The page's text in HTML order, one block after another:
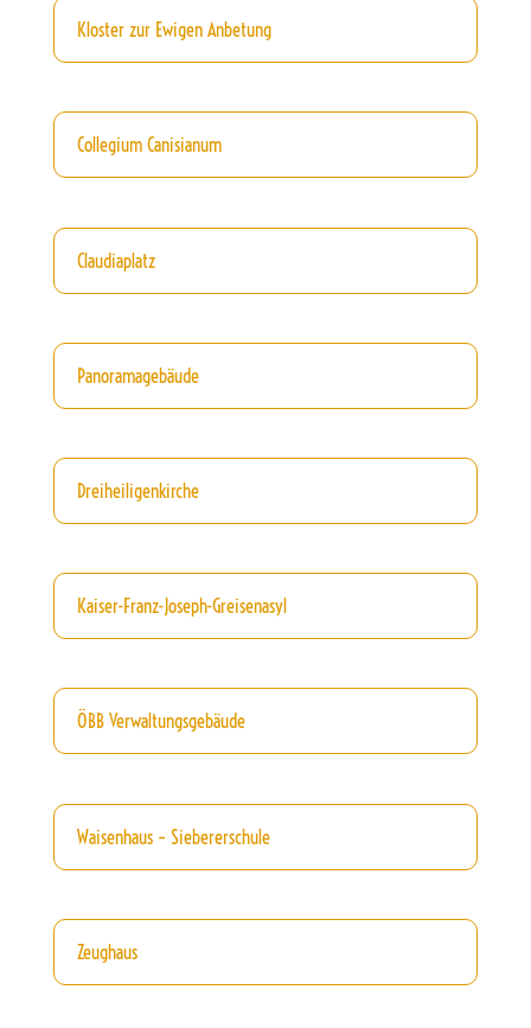
Kloster zur Ewigen Anbetung
Collegium Canisianum
Claudiaplatz
Panoramagebäude
Dreiheiligenkirche
Kaiser-Franz-Joseph-Greisenasyl
ÖBB Verwaltungsgebäude
Waisenhaus – Siebererschule
Zeughaus